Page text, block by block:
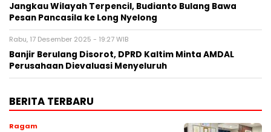
Jangkau Wilayah Terpencil, Budianto Bulang Bawa
Pesan Pancasila ke Long Nyelong
Rabu, 17 Desember 2025 - 19:27 WIB
Banjir Berulang Disorot, DPRD Kaltim Minta AMDAL
Perusahaan Dievaluasi Menyeluruh
BERITA TERBARU
Ragam